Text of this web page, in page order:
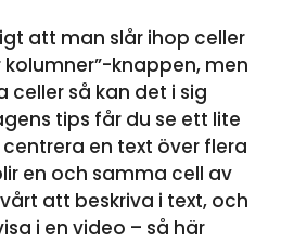
att man slår ihop celler
knappen, men
celler så kan det i sig
tips får du se ett lite
en text över flera
en och samma cell av
att beskriva i text, och
i en video – så här